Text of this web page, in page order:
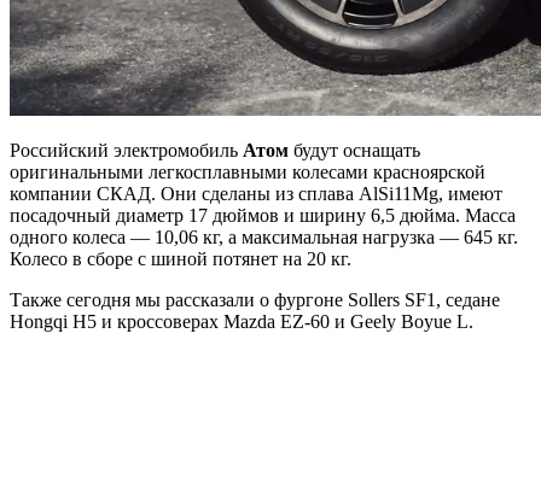
Российский электромобиль Атом будут оснащать
оригинальными легкосплавными колесами красноярской
компании СКАД. Они сделаны из сплава AlSi11Mg, имеют
посадочный диаметр 17 дюймов и ширину 6,5 дюйма. Масса
одного колеса — 10,06 кг, а максимальная нагрузка — 645 кг.
Колесо в сборе с шиной потянет на 20 кг.
Также сегодня мы рассказали о фургоне Sollers SF1, седане
Hongqi H5 и кроссоверах Mazda EZ-60 и Geely Boyue L.